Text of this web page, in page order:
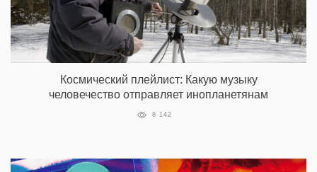
Космический плейлист: Какую музыку
человечество отправляет инопланетянам
8 142